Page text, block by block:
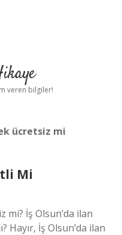
veren bilgiler!
ücretsiz mi
Mi
İş Olsun’da ilan
Hayır, İş Olsun’da ilan